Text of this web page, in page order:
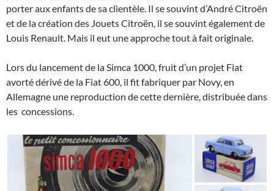
porter aux enfants de sa clientèle. Il se souvint d’André Citroën
et de la création des Jouets Citroën, il se souvint également de
Louis Renault. Mais il eut une approche tout à fait originale.
Lors du lancement de la Simca 1000, fruit d’un projet Fiat
avorté dérivé de la Fiat 600, il fit fabriquer par Novy, en
Allemagne une reproduction de cette dernière, distribuée dans
les concessions.